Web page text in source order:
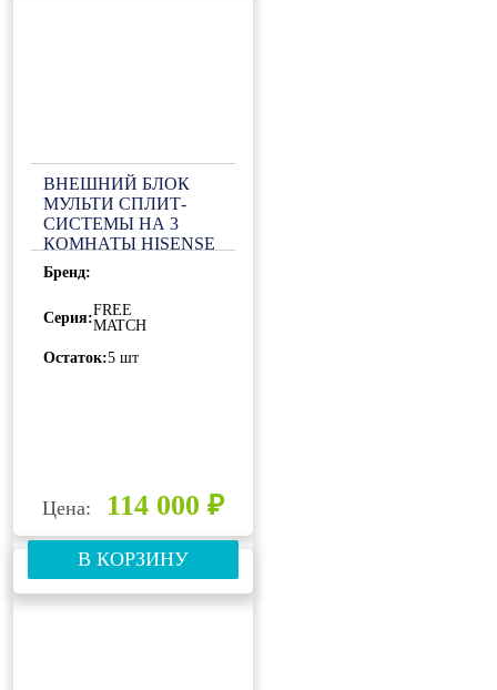
ВНЕШНИЙ БЛОК
МУЛЬТИ СПЛИТ-
СИСТЕМЫ НА 3
КОМНАТЫ HISENSE
FREE MATCH AMW3-
24U4RJC
Бренд:
Серия:FREE
MATCH
Остаток:5 шт
Цена: 114 000 ₽
В КОРЗИНУ